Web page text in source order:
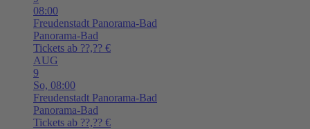
08:00
Freudenstadt Panorama-Bad
Panorama-Bad
Tickets ab ??,?? €
AUG
9
So, 08:00
Freudenstadt Panorama-Bad
Panorama-Bad
Tickets ab ??,?? €